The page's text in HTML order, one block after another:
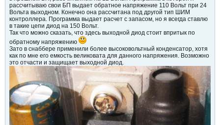
рассчитываю свои БП выдает обратное напряжение 110 Вольт при 24
Вольта выходном. Конечно она рассчитана под другой тип ШИМ
контроллера. Программа выдает расчет с запасом, но я всегда ставлю
в такие цепи диод на 150 Вольт.
Так что можно сказать, что здесь выходной диод стоит впритык по
обратному напряжению
Зато в снаббере применили более высоковольтный конденсатор, хотя
как по мне его емкость великовата для данного напряжения. Возможно
это отчасти и защищает выходной диод.